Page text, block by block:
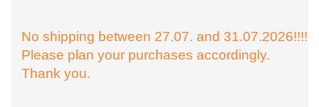
No shipping between 27.07. and 31.07.2026!!!!
Please plan your purchases accordingly.
Thank you.